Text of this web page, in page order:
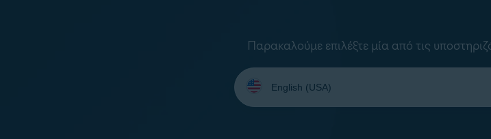
Παρακαλούμε επιλέξτε μία από τις
Select
your
language: